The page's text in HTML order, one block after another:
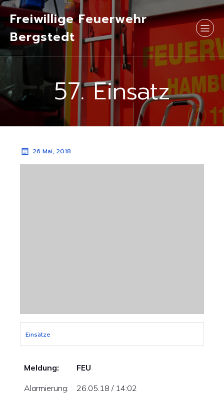
Freiwillige Feuerwehr
Bergstedt
57. Einsatz
26 Mai, 2018
Einsätze
Meldung: FEU
Alarmierung: 26.05.18 / 14:02